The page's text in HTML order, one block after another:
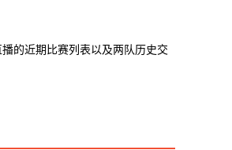
的近期比赛列表以及两队历史交